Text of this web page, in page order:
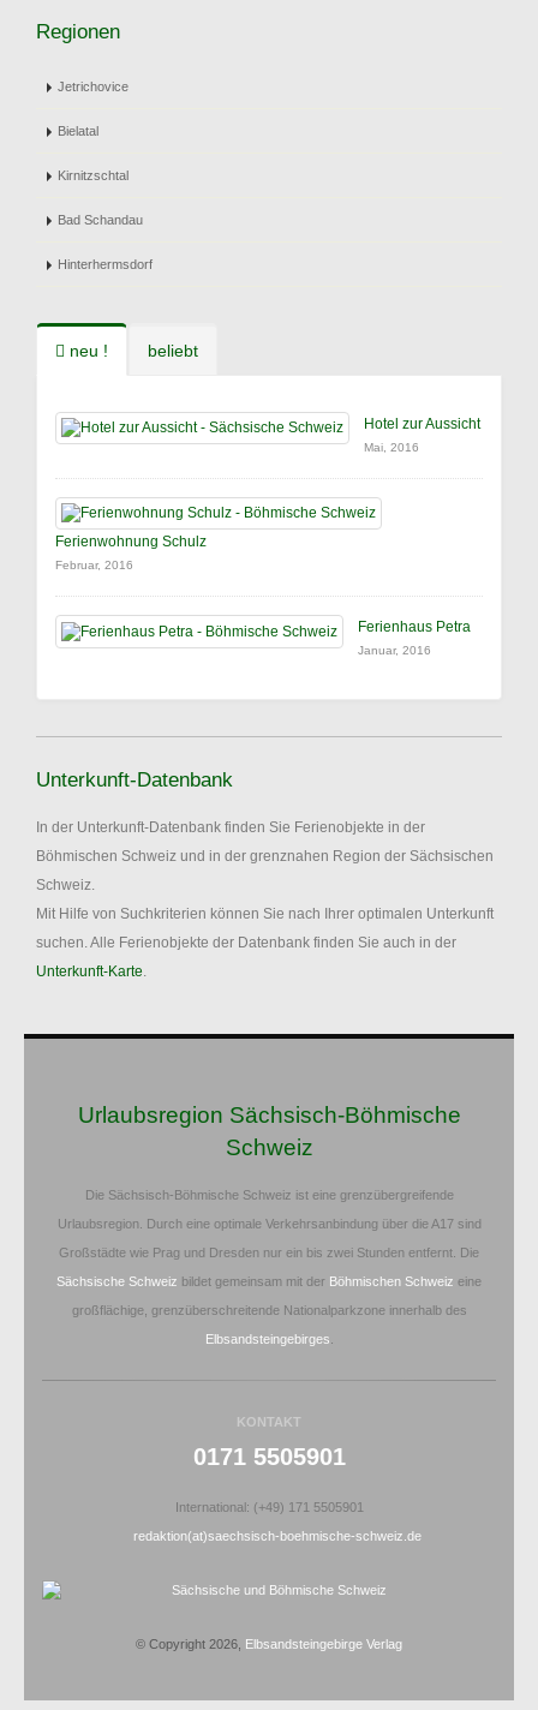
Regionen
Jetrichovice
Bielatal
Kirnitzschtal
Bad Schandau
Hinterhermsdorf
neu ! beliebt
Hotel zur Aussicht
Mai, 2016
Ferienwohnung Schulz
Februar, 2016
Ferienhaus Petra
Januar, 2016
Unterkunft-Datenbank
In der Unterkunft-Datenbank finden Sie Ferienobjekte in der
Böhmischen Schweiz und in der grenznahen Region der Sächsischen
Schweiz.
Mit Hilfe von Suchkriterien können Sie nach Ihrer optimalen Unterkunft
suchen. Alle Ferienobjekte der Datenbank finden Sie auch in der
Unterkunft-Karte.
Urlaubsregion Sächsisch-Böhmische
Schweiz
Die Sächsisch-Böhmische Schweiz ist eine grenzübergreifende
Urlaubsregion. Durch eine optimale Verkehrsanbindung über die A17 sind
Großstädte wie Prag und Dresden nur ein bis zwei Stunden entfernt. Die
Sächsische Schweiz bildet gemeinsam mit der Böhmischen Schweiz eine
großflächige, grenzüberschreitende Nationalparkzone innerhalb des
Elbsandsteingebirges
KONTAKT
0171 5505901
International: (+49) 171 5505901
redaktion(at)saechsisch-boehmische-schweiz.de
© Copyright 2026, Elbsandsteingebirge Verlag